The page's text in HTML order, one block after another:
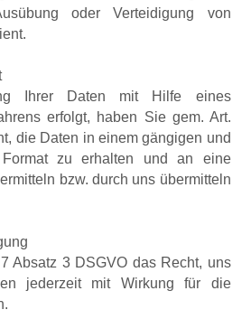
oder Verteidigung von
Ihrer Daten mit Hilfe eines
erfolgt, haben Sie gem. Art.
die Daten in einem gängigen und
Format zu erhalten und an eine
bzw. durch uns übermitteln
Absatz 3 DSGVO das Recht, uns
jederzeit mit Wirkung für die